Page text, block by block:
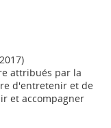
attribués par la
d'entretenir et de
et accompagner